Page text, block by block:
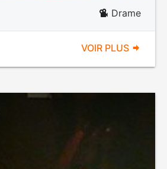
Drame
VOIR PLUS